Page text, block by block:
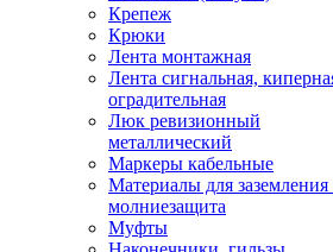
Крепеж
Крюки
Лента монтажная
Лента сигнальная,
оградительная
Люк ревизионный
металлический
Маркеры кабельные
Материалы для заземления
молниезащита
Муфты